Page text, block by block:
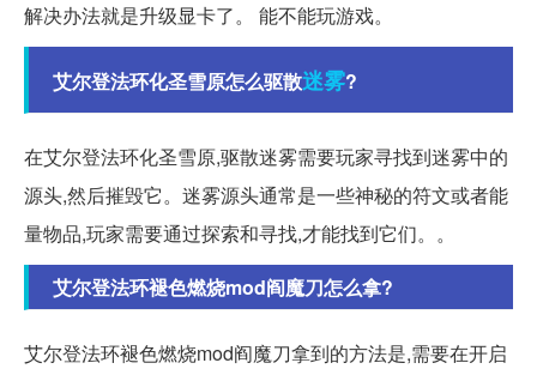
解决办法就是升级显卡了。 能不能玩游戏。
艾尔登法环化圣雪原怎么驱散迷雾?
在艾尔登法环化圣雪原,驱散迷雾需要玩家寻找到迷雾中的
源头,然后摧毁它。迷雾源头通常是一些神秘的符文或者能
量物品,玩家需要通过探索和寻找,才能找到它们。。
艾尔登法环褪色燃烧mod阎魔刀怎么拿?
艾尔登法环褪色燃烧mod阎魔刀拿到的方法是,需要在开启